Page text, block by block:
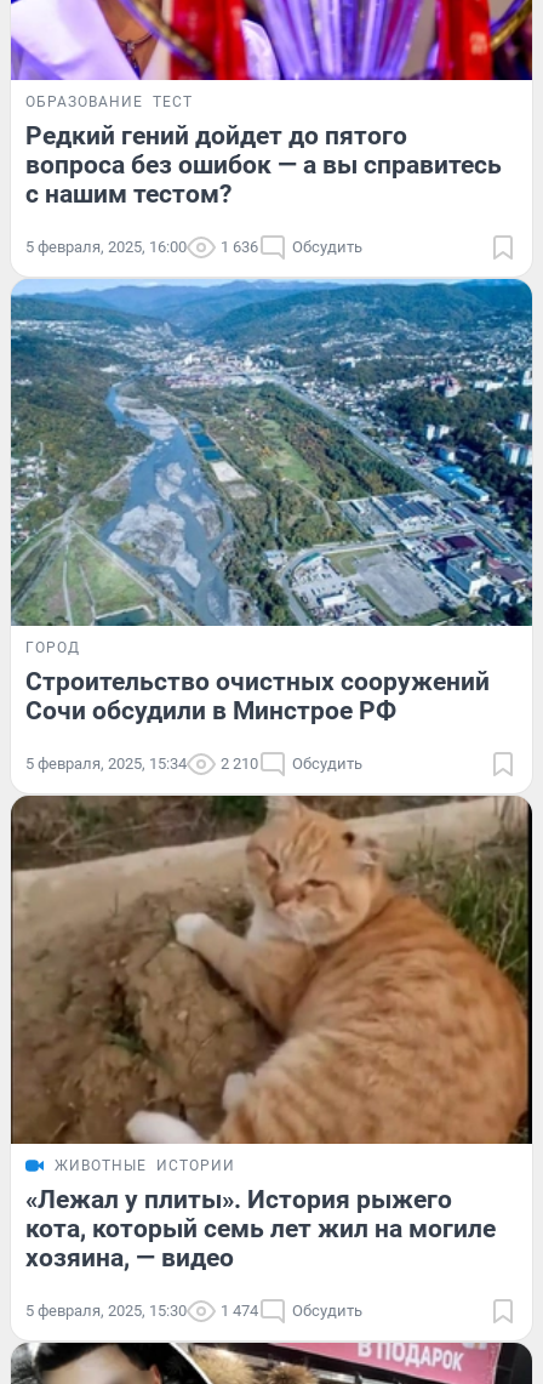
ОБРАЗОВАНИЕ ТЕСТ
Редкий гений дойдет до пятого
вопроса без ошибок — а вы справитесь
с нашим тестом?
5 февраля, 2025, 16:00 1 636 Обсудить
ГОРОД
Строительство очистных сооружений
Сочи обсудили в Минстрое РФ
5 февраля, 2025, 15:34 2 210 Обсудить
ЖИВОТНЫЕ ИСТОРИИ
«Лежал у плиты». История рыжего
кота, который семь лет жил на могиле
хозяина, — видео
5 февраля, 2025, 15:30 1 474 Обсудить